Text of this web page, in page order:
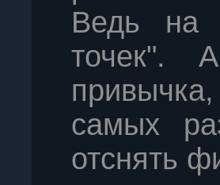
Ведь на
точек".
самых
отснять